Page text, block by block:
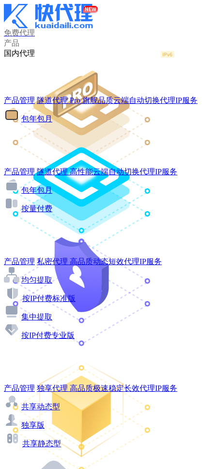
免费代理
产品
国内代理
产品管理 隧道代理Pro 旗舰品质云端自动切换代理IP服务
包年包月
产品管理 隧道代理 高性能云端自动切换代理IP服务
包年包月
按量付费
产品管理 私密代理 高品质动态短效代理IP服务
均匀提取
按IP付费标准版
集中提取
按IP付费专业版
产品管理 独享代理 高品质极速稳定长效代理IP服务
共享动态型
独享版
共享静态型